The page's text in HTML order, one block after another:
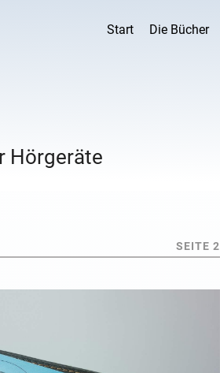
Start Die Bücher
Hörgeräte
SEITE 2